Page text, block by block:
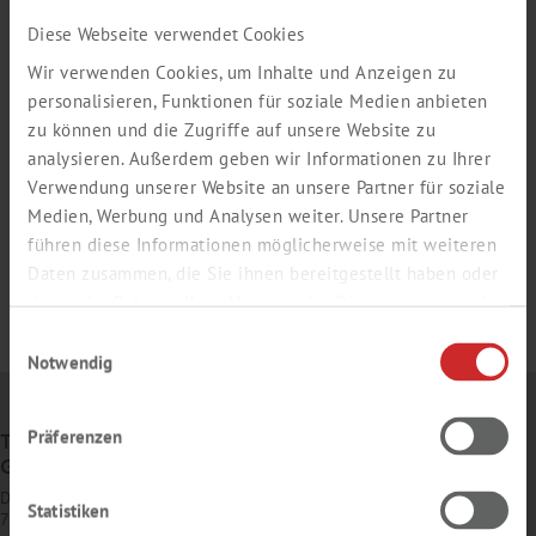
Diese Webseite verwendet Cookies
Wir verwenden Cookies, um Inhalte und Anzeigen zu
personalisieren, Funktionen für soziale Medien anbieten
zu können und die Zugriffe auf unsere Website zu
analysieren. Außerdem geben wir Informationen zu Ihrer
Verwendung unserer Website an unsere Partner für soziale
Medien, Werbung und Analysen weiter. Unsere Partner
führen diese Informationen möglicherweise mit weiteren
Daten zusammen, die Sie ihnen bereitgestellt haben oder
die sie im Rahmen Ihrer Nutzung der Dienste gesammelt
Notwendig
Präferenzen
Statistiken
TH. GEYER
GMBH & CO. KG
Dornierstr. 4–6
71272 Renningen